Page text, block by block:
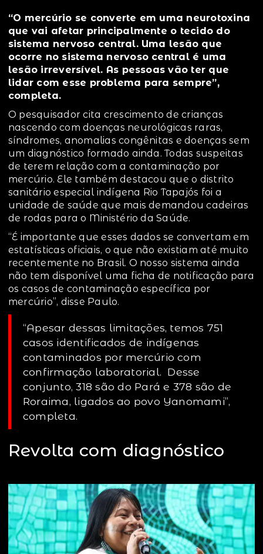
“O mercúrio se converte em uma neurotoxina
que vai afetar principalmente o tecido do
sistema nervoso central. Uma lesão que
ocorre no sistema nervoso central é uma
lesão irreversível. As pessoas vão ter que
lidar com esse problema para sempre”,
completa.
O pesquisador cita crescimento de crianças
nascendo com doenças neurológicas raras,
síndromes, anomalias congênitas e doenças sem
um diagnóstico formado ainda. Todas suspeitas
de terem relação com a contaminação por
mercúrio. Ele também destacou que o distrito
sanitário especial indígena Rio Tapajós foi a
unidade de saúde que mais demandou cadeiras
de rodas para o Ministério da Saúde.
“É importante que esses dados se convertam em
estatísticas oficiais, o que não existiam até muito
recentemente no Brasil. O nosso sistema ainda
não tem disponível uma ficha de notificação para
os casos de contaminação específica por
mercúrio”, disse Paulo.
“Apesar dessas limitações, temos 751
casos identificados de indígenas
contaminados por mercúrio com
confirmação laboratorial. Desse
conjunto, 318 são do Pará e 378 são de
Roraima, ligados ao povo Yanomami”,
completa.
Revolta com diagnóstico